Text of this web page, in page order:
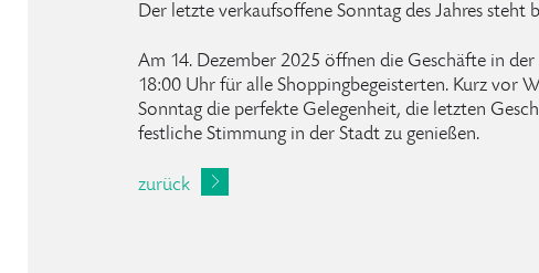
Der letzte verkaufsoffene Sonntag des Jahres steht
Am 14. Dezember 2025 öffnen die Geschäfte in
18:00 Uhr für alle Shoppingbegeisterten. Kurz vor
Sonntag die perfekte Gelegenheit, die letzten
festliche Stimmung in der Stadt zu genießen.
zurück